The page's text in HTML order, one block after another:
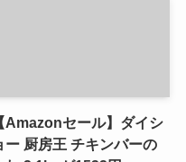
【Amazonセール】ダイシ
ー 厨房王 チキンバーの